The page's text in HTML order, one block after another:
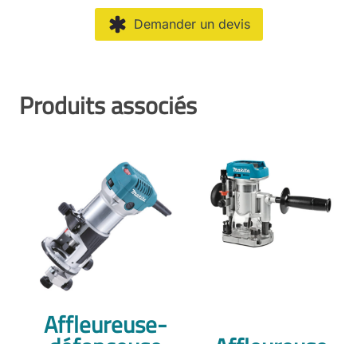
Demander un devis
Produits associés
Affleureuse-